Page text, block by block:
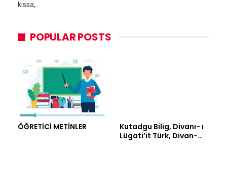
kıssa,…
POPULAR POSTS
ÖĞRETİCİ METİNLER
Kutadgu Bilig, Divanı- ı
Lügati’it Türk, Divan-…